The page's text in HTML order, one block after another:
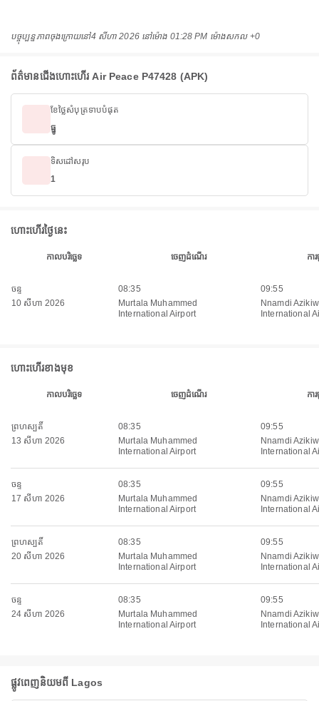
បច្ចុប្បន្នភាពចុងក្រោយនៅ4 សីហា 2026 នៅ​ម៉ោង 01:28 PM ម៉ោង​សកល +0
ព័ត៌មានជើងហោះហើរ Air Peace P47428 (APK)
ខែថ្លៃសំបុត្រទាបបំផុត
ធ្នូ
ទិសដៅសរុប
1
ហោះហើរថ្ងៃនេះ
កាលបរិច្ឆេទ ចេញដំណើរ កា
ចន្ទ
10 សីហា 2026
08:35
Murtala Muhammed
International Airport
09:55
Nnamdi
International
ហោះហើរខាងមុខ
កាលបរិច្ឆេទ ចេញដំណើរ កា
ព្រហស្បតិ៍
13 សីហា 2026
08:35
Murtala Muhammed
International Airport
09:55
Nnamdi
International
ចន្ទ
17 សីហា 2026
08:35
Murtala Muhammed
International Airport
09:55
Nnamdi
International
ព្រហស្បតិ៍
20 សីហា 2026
08:35
Murtala Muhammed
International Airport
09:55
Nnamdi
International
ចន្ទ
24 សីហា 2026
08:35
Murtala Muhammed
International Airport
09:55
Nnamdi
International
ផ្លូវពេញនិយមពី Lagos